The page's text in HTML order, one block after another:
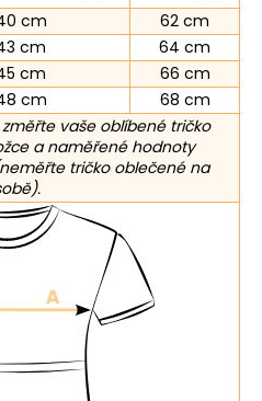
cm
62 cm
cm
64 cm
cm
66 cm
cm
68 cm
vaše oblíbené tričko
a naměřené hodnoty
tričko oblečené na